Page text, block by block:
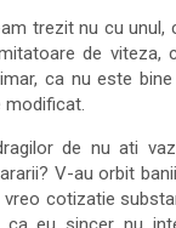
trezit nu cu unul,
de viteza,
ca nu este
modificat.
de nu ati
V-au orbit
vreo cotizatie